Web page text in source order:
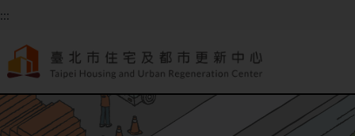
跳到主要內容
:::
:::